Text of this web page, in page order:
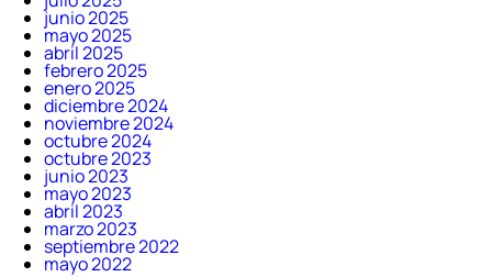
junio 2025
mayo 2025
abril 2025
febrero 2025
enero 2025
diciembre 2024
noviembre 2024
octubre 2024
octubre 2023
junio 2023
mayo 2023
abril 2023
marzo 2023
septiembre 2022
mayo 2022